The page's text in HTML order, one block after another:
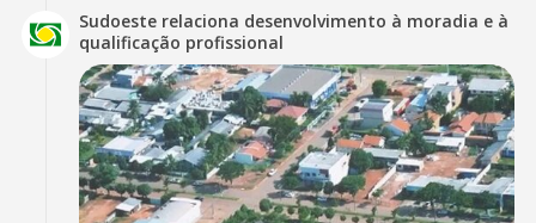
Sudoeste relaciona desenvolvimento à moradia e à
qualificação profissional